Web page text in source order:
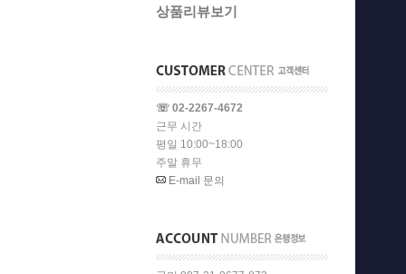
상품리뷰보기
☏ 02-2267-4672
근무 시간
평일 10:00~18:00
주말 휴무
E-mail 문의